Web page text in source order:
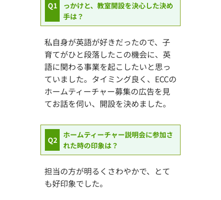
Q1
っかけと、教室開設を決心した決め
手は？
私自身が英語が好きだったので、子
育てがひと段落したこの機会に、英
語に関わる事業を起こしたいと思っ
ていました。タイミング良く、ECCの
ホームティーチャー募集の広告を見
てお話を伺い、開設を決めました。
Q2
ホームティーチャー説明会に参加さ
れた時の印象は？
担当の方が明るくさわやかで、とて
も好印象でした。